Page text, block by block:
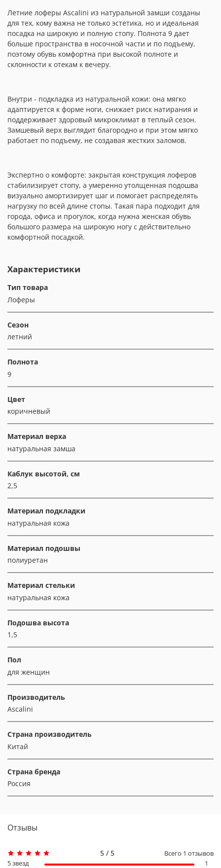
Летние лоферы Ascalini из натуральной замши созданы
для тех, кому важна не только эстетика, но и идеальная
посадка на широкую и полную стопу. Полнота 9 дает
больше пространства в носочной части и по подъему,
поэтому обувь комфортна при высокой полноте и
склонности к отекам к вечеру.
Внутри - подкладка из натуральной кожи: она мягко
адаптируется к форме ноги, снижает риск натирания и
поддерживает здоровый микроклимат в теплый сезон.
Замшевый верх выглядит благородно и при этом мягко
работает по подъему, не создавая жестких заломов.
Экспертно о комфорте: закрытая конструкция лоферов
стабилизирует стопу, а умеренно утолщенная подошва
визуально амортизирует шаг и помогает распределять
нагрузку по всей длине стопы. Такая пара подходит для
города, офиса и прогулок, когда нужна женская обувь
большого размера на широкую ногу с действительно
комфортной посадкой.
Характеристики
Тип товара
Лоферы
Сезон
летний
Полнота
9
Цвет
коричневый
Материал верха
натуральная замша
Каблук высотой, см
2,5
Материал подкладки
натуральная кожа
Материал подошвы
полиуретан
Материал стельки
натуральная кожа
Подошва высота
1,5
Пол
для женщин
Производитель
Ascalini
Страна производитель
Китай
Страна бренда
Россия
Отзывы
5 / 5 Всего 1 отзывов
5 звезд
1